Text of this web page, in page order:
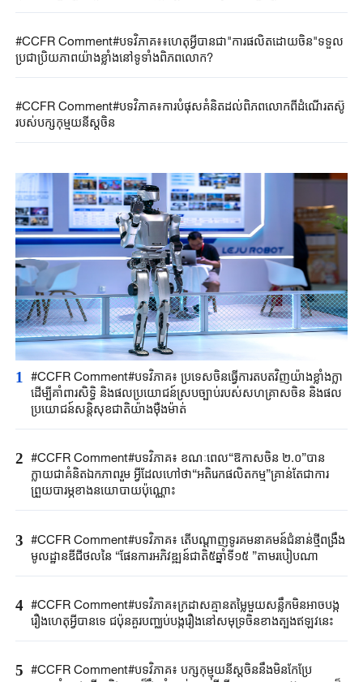
#CCFR Comment#បទវិភាគ៖៖ហេតុអ្វីបានជា"ការផលិតដោយចិន"ទទួល
ប្រជាប្រិយភាពយ៉ាងខ្លាំងនៅទូទាំងពិភពលោក?
#CCFR Comment#បទវិភាគ៖ការបំផុសគំនិតដល់ពិភពលោកពីដំណើរតស៊ូ
របស់បក្សកុម្មុយនីស្តចិន
1 #CCFR Comment#បទវិភាគ៖ ប្រទេសចិនធ្វើការតបតវិញយ៉ាងខ្លាំងក្លា
ដើម្បីគាំពារសិទ្ធិ និងផលប្រយោជន៍ស្របច្បាប់របស់សហគ្រាសចិន និងផល
ប្រយោជន៍សន្តិសុខជាតិយ៉ាងម៉ឺងម៉ាត់
2 #CCFR Comment#បទវិភាគ៖ ខណៈពេល“ឱកាសចិន ២.០”បាន
ក្លាយជាគំនិតឯកភាពរួម អ្វីដែលហៅថា“អតិរេកផលិតកម្ម”គ្រាន់តែជាការ
ព្រួយបារម្ភខាងនយោបាយប៉ុណ្ណោះ
3 #CCFR Comment#បទវិភាគ៖ តើបណ្តាញទូរគមនាគមន៍ជំនាន់ថ្មីពង្រឹង
មូលដ្ឋានឌីជីថលនៃ “ផែនការអភិវឌ្ឍន៍ជាតិ៥ឆ្នាំទី១៥ ”តាមរបៀបណា
4 #CCFR​ Comment#​បទវិភាគ៖ក្រដាសគ្មានតម្លៃមួយសន្លឹកមិន​អាច​បង្ក
រឿង​ហេតុអ្វីបានទេ ជប៉ុន​គួរ​បញ្ឈប់បង្ករឿងនៅសមុទ្រចិនខាងត្បូងឥឡូវនេះ
5 #CCFR Comment#បទវិភាគ៖ បក្សកុម្មុយនីស្តចិននឹងមិនកែប្រែ